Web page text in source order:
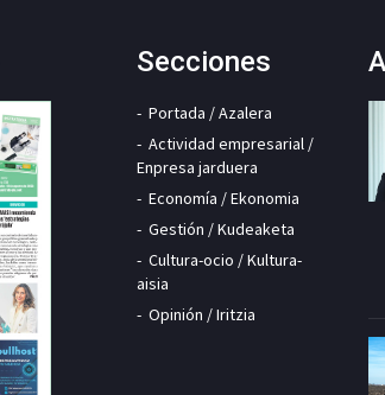
Secciones
Portada / Azalera
Actividad empresarial /
Enpresa jarduera
Economía / Ekonomia
Gestión / Kudeaketa
Cultura-ocio / Kultura-
aisia
Opinión / Iritzia